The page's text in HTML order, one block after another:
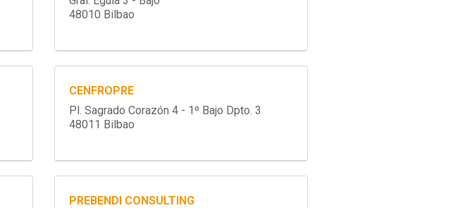
48010 Bilbao
CENFROPRE
Pl. Sagrado Corazón 4 - 1º Bajo Dpto. 3
48011 Bilbao
PREBENDI CONSULTING